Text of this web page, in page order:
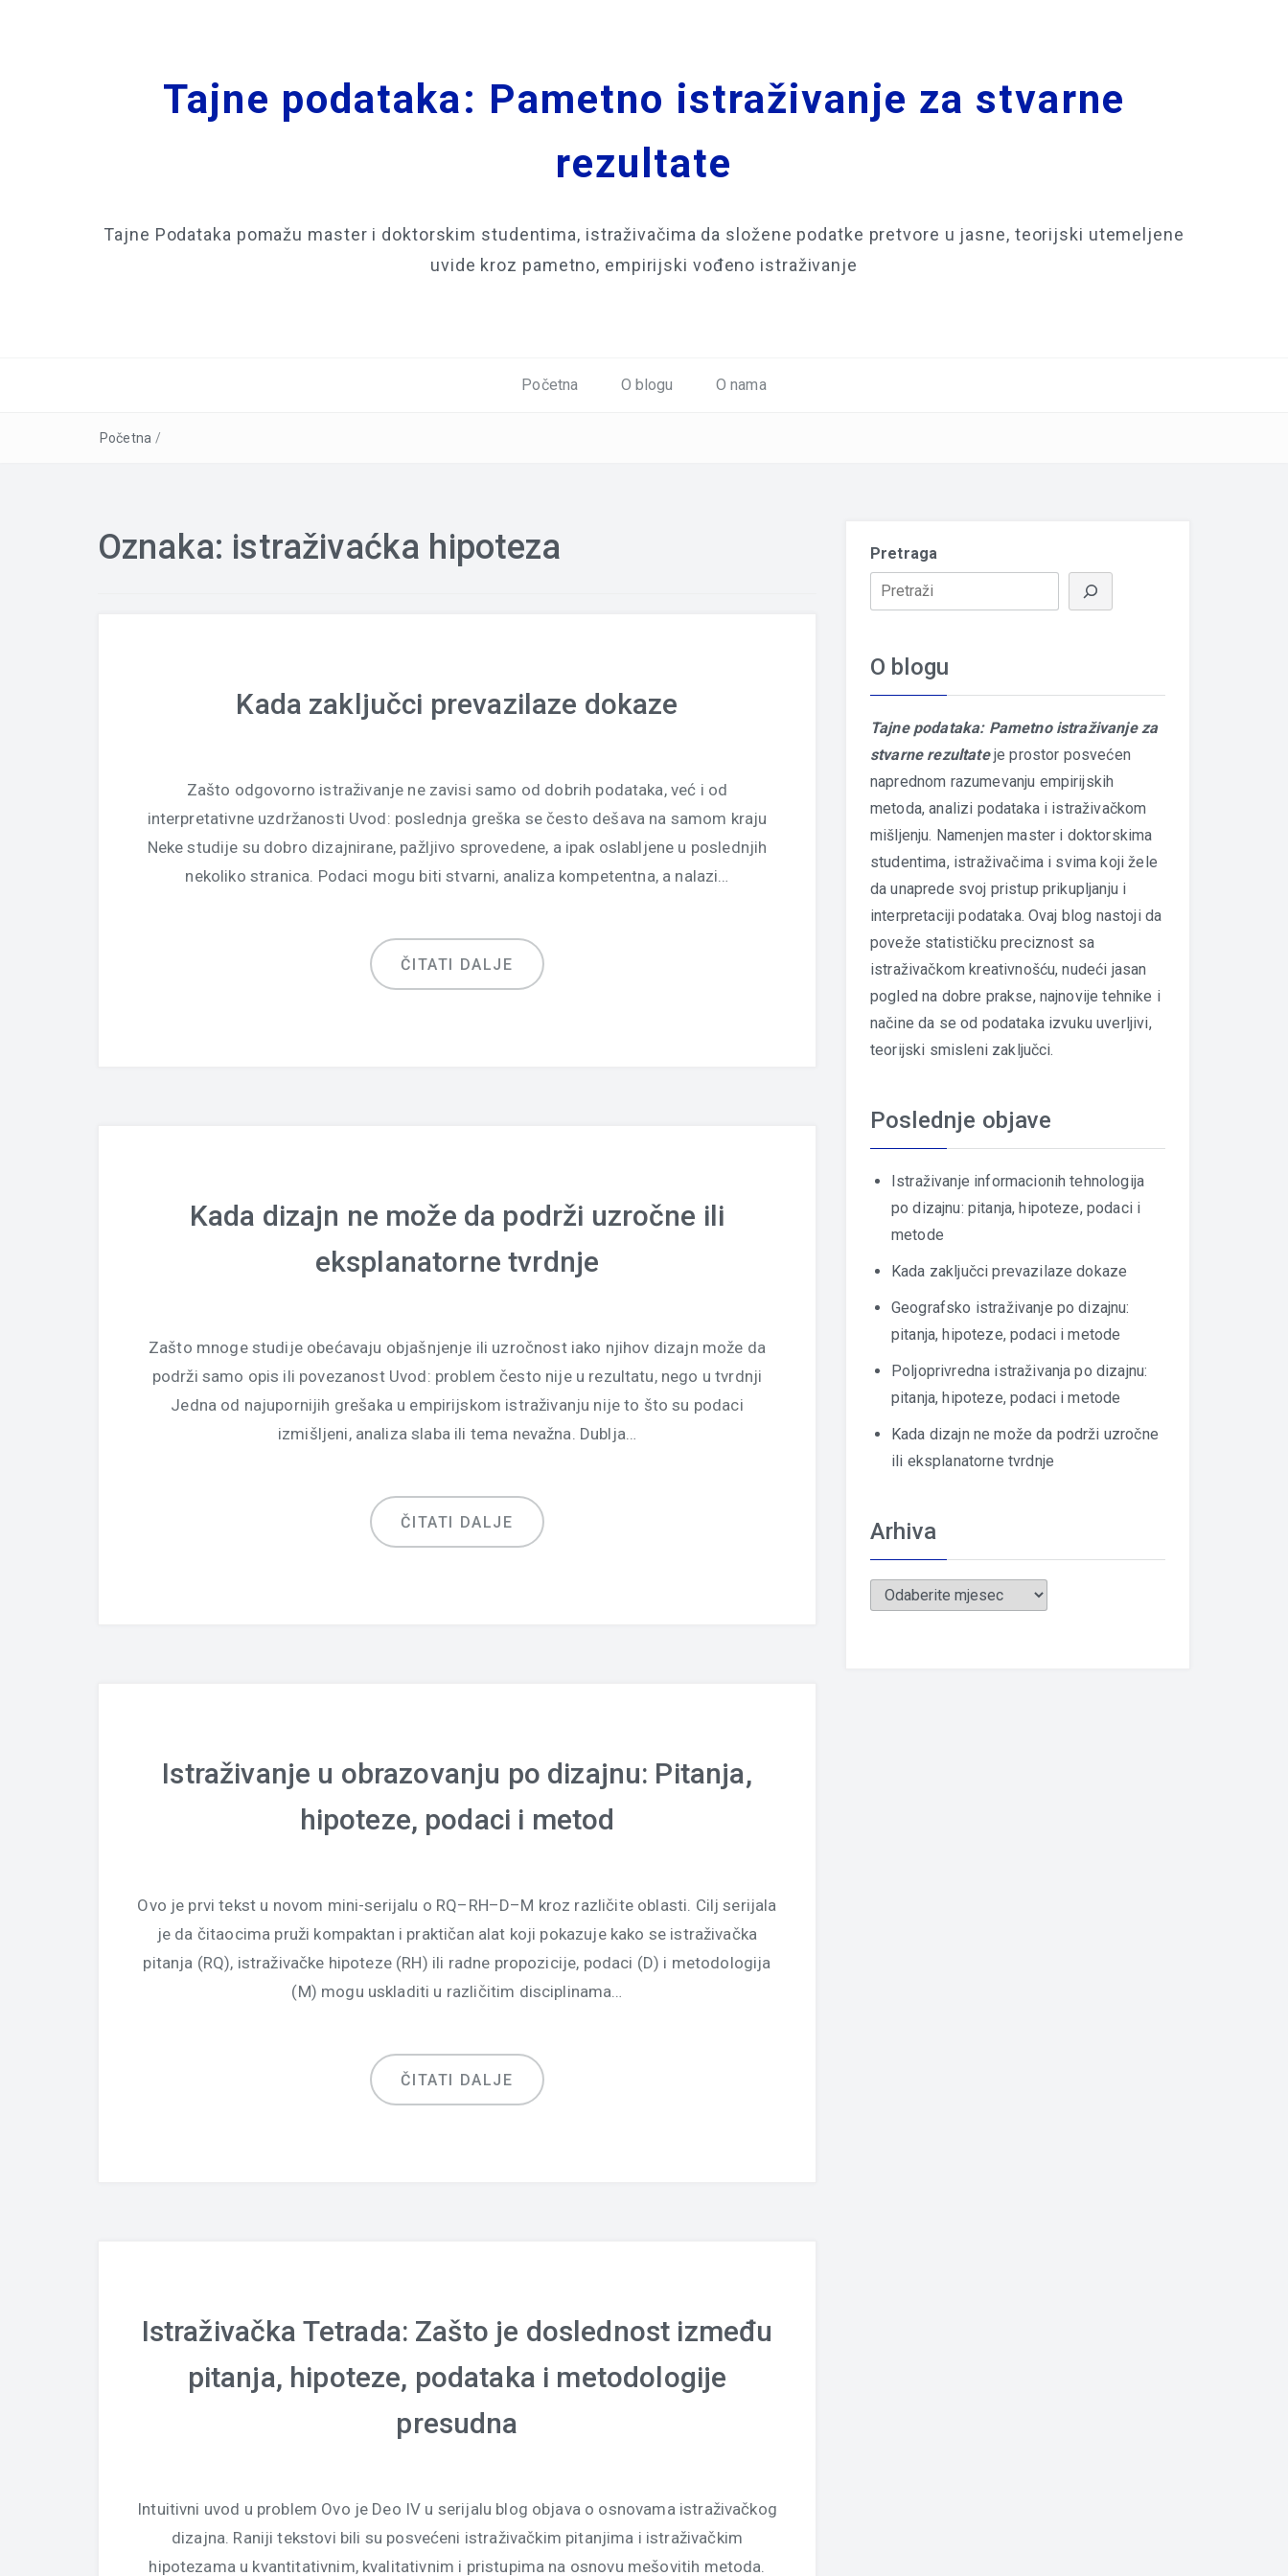
Tajne podataka: Pametno istraživanje za stvarne
rezultate
Tajne Podataka pomažu master i doktorskim studentima, istraživačima da složene podatke pretvore u jasne, teorijski utemeljene
uvide kroz pametno, empirijski vođeno istraživanje
Početna O blogu O nama
Početna /
Oznaka: istraživaćka hipoteza
Kada zaključci prevazilaze dokaze
Zašto odgovorno istraživanje ne zavisi samo od dobrih podataka, već i od
interpretativne uzdržanosti Uvod: poslednja greška se često dešava na samom kraju
Neke studije su dobro dizajnirane, pažljivo sprovedene, a ipak oslabljene u poslednjih
nekoliko stranica. Podaci mogu biti stvarni, analiza kompetentna, a nalazi…
ČITATI DALJE
Kada dizajn ne može da podrži uzročne ili
eksplanatorne tvrdnje
Zašto mnoge studije obećavaju objašnjenje ili uzročnost iako njihov dizajn može da
podrži samo opis ili povezanost Uvod: problem često nije u rezultatu, nego u tvrdnji
Jedna od najupornijih grešaka u empirijskom istraživanju nije to što su podaci
izmišljeni, analiza slaba ili tema nevažna. Dublja…
ČITATI DALJE
Istraživanje u obrazovanju po dizajnu: Pitanja,
hipoteze, podaci i metod
Ovo je prvi tekst u novom mini-serijalu o RQ–RH–D–M kroz različite oblasti. Cilj serijala
je da čitaocima pruži kompaktan i praktičan alat koji pokazuje kako se istraživačka
pitanja (RQ), istraživačke hipoteze (RH) ili radne propozicije, podaci (D) i metodologija
(M) mogu uskladiti u različitim disciplinama…
ČITATI DALJE
Istraživačka Tetrada: Zašto je doslednost između
pitanja, hipoteze, podataka i metodologije
presudna
Intuitivni uvod u problem Ovo je Deo IV u serijalu blog objava o osnovama istraživačkog
dizajna. Raniji tekstovi bili su posvećeni istraživačkim pitanjima i istraživačkim
hipotezama u kvantitativnim, kvalitativnim i pristupima na osnovu mešovitih metoda.
Pretraga
O blogu
Tajne podataka: Pametno istraživanje za
stvarne rezultateje prostor posvećen
naprednom razumevanju empirijskih
metoda, analizi podataka i istraživačkom
mišljenju. Namenjen master i doktorskima
studentima, istraživačima i svima koji žele
da unaprede svoj pristup prikupljanju i
interpretaciji podataka. Ovaj blog nastoji da
poveže statističku preciznost sa
istraživačkom kreativnošću, nudeći jasan
pogled na dobre prakse, najnovije tehnike i
načine da se od podataka izvuku uverljivi,
teorijski smisleni zaključci.
Poslednje objave
Istraživanje informacionih tehnologija
po dizajnu: pitanja, hipoteze, podaci i
metode
Kada zaključci prevazilaze dokaze
Geografsko istraživanje po dizajnu:
pitanja, hipoteze, podaci i metode
Poljoprivredna istraživanja po dizajnu:
pitanja, hipoteze, podaci i metode
Kada dizajn ne može da podrži uzročne
ili eksplanatorne tvrdnje
Arhiva
Arhiva